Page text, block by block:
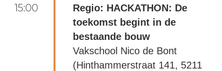
15:00
Regio: HACKATHON: De
toekomst begint in de
bestaande bouw
Vakschool Nico de Bont
(Hinthammerstraat 141, 5211